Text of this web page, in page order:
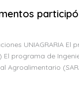
UNIAGRARIA
El programa de
Agroalimentario